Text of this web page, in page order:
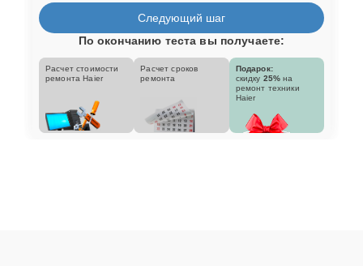
Следующий шаг
По окончанию теста вы получаете:
Расчет стоимости
ремонта Haier
Расчет сроков
ремонта
Подарок:
скидку 25% на
ремонт техники
Haier